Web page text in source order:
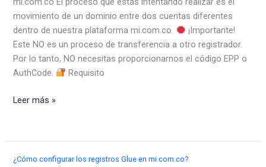
movimiento de un dominio entre dos cuentas diferentes
dentro de nuestra plataforma mi.com.co.
¡Importante!
Este NO es un proceso de transferencia a otro registrador.
Por lo tanto, NO necesitas proporcionarnos el código EPP o
AuthCode.
Requisito
Proceso
servicios
entre
Leer más »
¿Cómo configurar los registros Glue en mi.com.co?